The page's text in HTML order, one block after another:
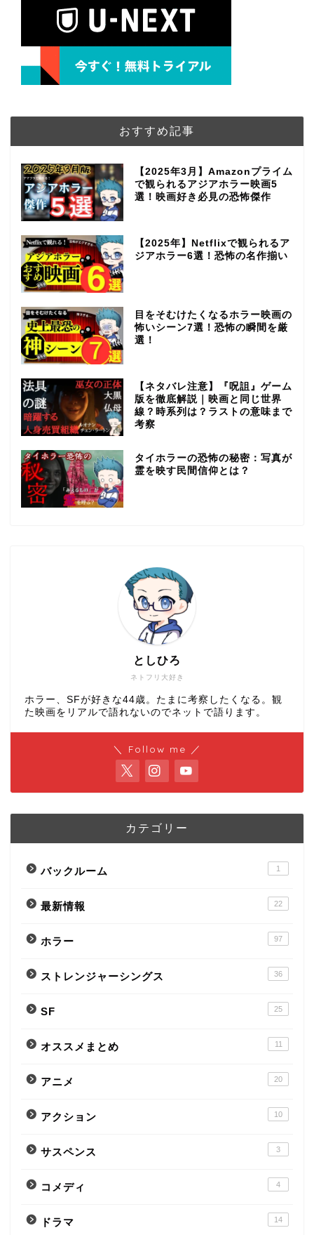
おすすめ記事
【2025年3月】Amazonプライム
で観られるアジアホラー映画5
選！映画好き必見の恐怖傑作
【2025年】Netflixで観られるア
ジアホラー6選！恐怖の名作揃い
目をそむけたくなるホラー映画の
怖いシーン7選！恐怖の瞬間を厳
選！
【ネタバレ注意】『呪詛』ゲーム
版を徹底解説｜映画と同じ世界
線？時系列は？ラストの意味まで
考察
タイホラーの恐怖の秘密：写真が
霊を映す民間信仰とは？
ネトフリ大好き
としひろ
ホラー、SFが好きな44歳。たまに考察したくなる。観
た映画をリアルで語れないのでネットで語ります。
＼ Follow me ／
カテゴリー
バックルーム 1
最新情報 22
ホラー 97
ストレンジャーシングス 36
SF 25
オススメまとめ 11
アニメ 20
アクション 10
サスペンス 3
コメディ 4
ドラマ 14